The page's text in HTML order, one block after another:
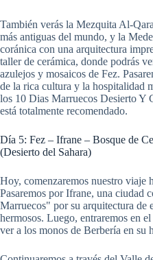
También verás la Mezquita Al-
más antiguas del mundo, y la
coránica con una arquitectura
taller de cerámica, donde podrás
azulejos y mosaicos de Fez.
de la rica cultura y la hospitalidad
los 10 Dias Marruecos Desierto Y
está totalmente recomendado.
Día 5: Fez – Ifrane – Bosque de
(Desierto del Sahara)
Hoy, comenzaremos nuestro viaje
Pasaremos por Ifrane, una ciudad
Marruecos" por su arquitectura de
hermosos. Luego, entraremos en
ver a los monos de Berbería en su